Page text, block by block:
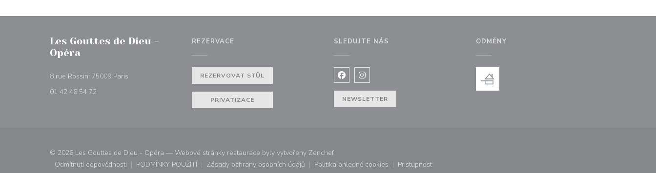
Les Gouttes de Dieu -
Opéra
8 rue Rossini 75009 Paris ((otevře se v novém okně))
01 42 46 54 72
REZERVACE
REZERVOVAT STŮL
PRIVATIZACE
SLEDUJTE NÁS
Facebook ((otevře se v novém okně))
Instagram ((otevře se v novém okně))
NEWSLETTER
ODMĚNY
© 2026 Les Gouttes de Dieu - Opéra — Webové stránky restaurace byly vytvořeny Zenchef((otevře se v novém okně))
Odmítnutí odpovědnosti
((otevře se v novém okně))
PODMÍNKY POUŽITÍ
((otevře se v novém okně))
Zásady ochrany osobních údajů
((otevře se v novém okně))
Politika ohledně cookies
((otevře se v novém okně))
Pristupnost
((otevře se v novém okně))